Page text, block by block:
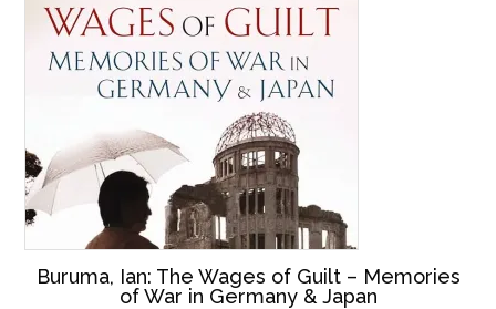
Buruma, Ian: The Wages of Guilt – Memories
of War in Germany & Japan